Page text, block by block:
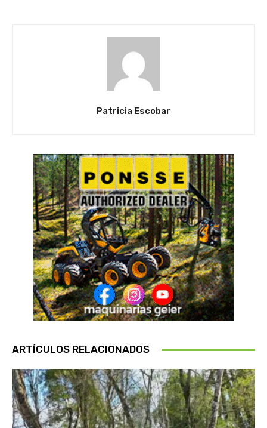
Patricia Escobar
ARTÍCULOS RELACIONADOS